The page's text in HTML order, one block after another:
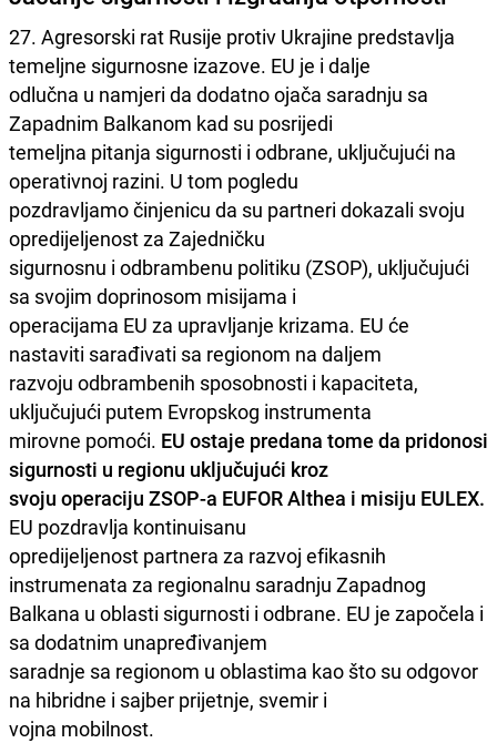
27. Agresorski rat Rusije protiv Ukrajine predstavlja
temeljne sigurnosne izazove. EU je i dalje
odlučna u namjeri da dodatno ojača saradnju sa
Zapadnim Balkanom kad su posrijedi
temeljna pitanja sigurnosti i odbrane, uključujući na
operativnoj razini. U tom pogledu
pozdravljamo činjenicu da su partneri dokazali svoju
opredijeljenost za Zajedničku
sigurnosnu i odbrambenu politiku (ZSOP), uključujući
sa svojim doprinosom misijama i
operacijama EU za upravljanje krizama. EU će
nastaviti sarađivati sa regionom na daljem
razvoju odbrambenih sposobnosti i kapaciteta,
uključujući putem Evropskog instrumenta
mirovne pomoći. EU ostaje predana tome da pridonosi
sigurnosti u regionu uključujući kroz
svoju operaciju ZSOP-a EUFOR Althea i misiju EULEX.
EU pozdravlja kontinuisanu
opredijeljenost partnera za razvoj efikasnih
instrumenata za regionalnu saradnju Zapadnog
Balkana u oblasti sigurnosti i odbrane. EU je započela i
sa dodatnim unapređivanjem
saradnje sa regionom u oblastima kao što su odgovor
na hibridne i sajber prijetnje, svemir i
vojna mobilnost.